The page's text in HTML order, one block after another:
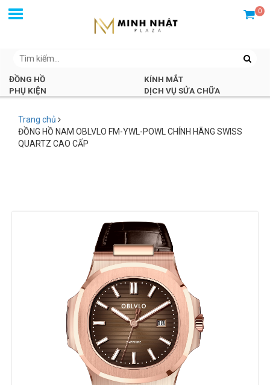
0
ĐỒNG HỒ
KÍNH MẮT
PHỤ KIỆN
DỊCH VỤ SỬA CHỮA
Trang chủ
ĐỒNG HỒ NAM OBLVLO FM-YWL-POWL CHÍNH HÃNG SWISS
QUARTZ CAO CẤP